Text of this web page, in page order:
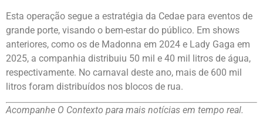
Esta operação segue a estratégia da Cedae para eventos de
grande porte, visando o bem-estar do público. Em shows
anteriores, como os de Madonna em 2024 e Lady Gaga em
2025, a companhia distribuiu 50 mil e 40 mil litros de água,
respectivamente. No carnaval deste ano, mais de 600 mil
litros foram distribuídos nos blocos de rua.
Acompanhe O Contexto para mais notícias em tempo real.